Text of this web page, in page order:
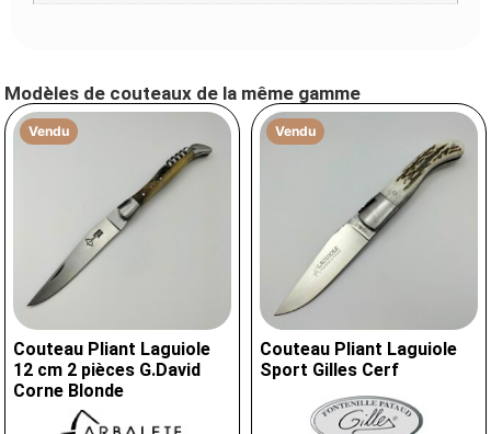
Modèles de couteaux de la même gamme
Vendu
Couteau Pliant Laguiole
12 cm 2 pièces G.David
Corne Blonde
Vendu
Couteau Pliant Laguiole
Sport Gilles Cerf